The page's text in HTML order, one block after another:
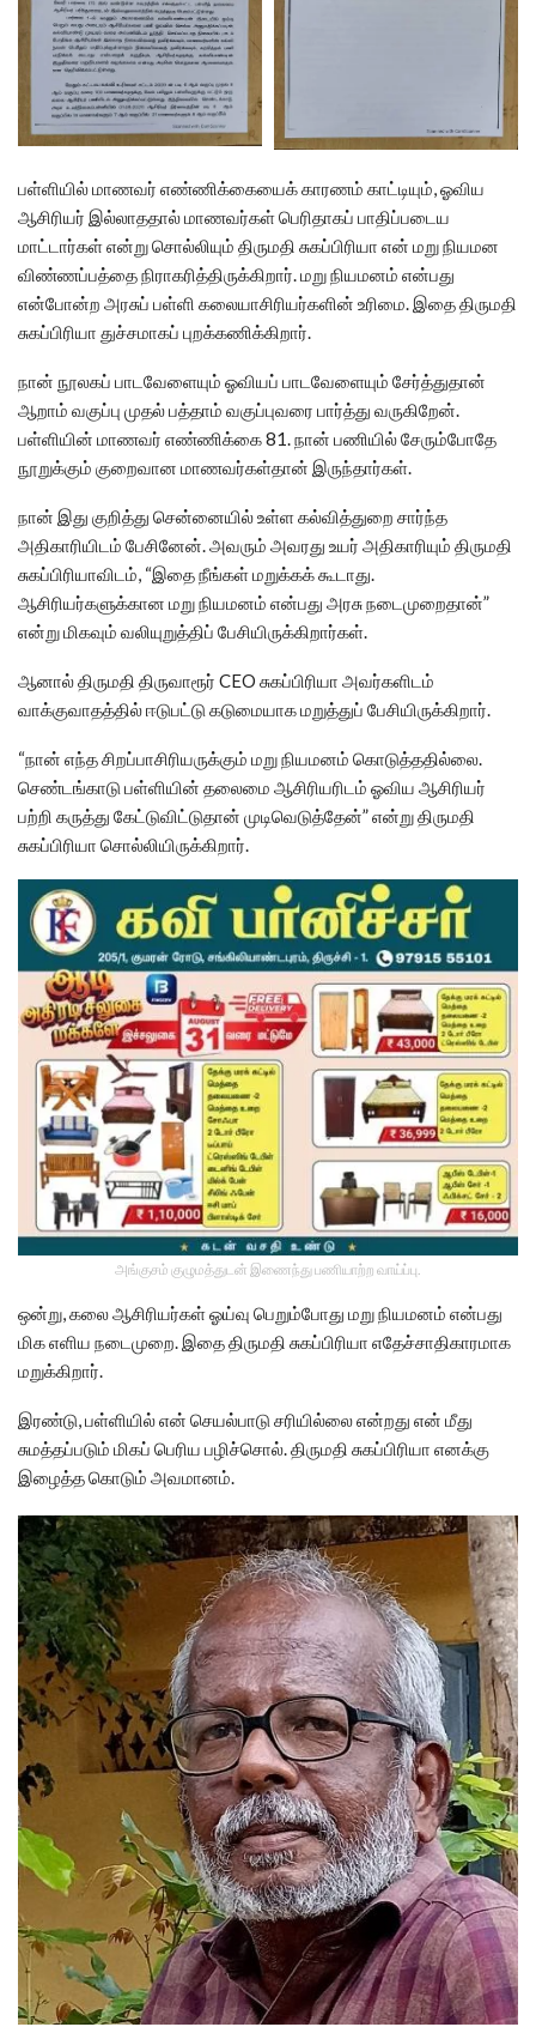
பள்ளியில் மாணவர் எண்ணிக்கையைக் காரணம் காட்டியும், ஓவிய
ஆசிரியர் இல்லாததால் மாணவர்கள் பெரிதாகப் பாதிப்படைய
மாட்டார்கள் என்று சொல்லியும் திருமதி சுகப்பிரியா என் மறு நியமன
விண்ணப்பத்தை நிராகரித்திருக்கிறார். மறு நியமனம் என்பது
என்போன்ற அரசுப் பள்ளி கலையாசிரியர்களின் உரிமை. இதை திருமதி
சுகப்பிரியா துச்சமாகப் புறக்கணிக்கிறார்.
நான் நூலகப் பாடவேளையும் ஓவியப் பாடவேளையும் சேர்த்துதான்
ஆறாம் வகுப்பு முதல் பத்தாம் வகுப்புவரை பார்த்து வருகிறேன்.
பள்ளியின் மாணவர் எண்ணிக்கை 81. நான் பணியில் சேரும்போதே
நூறுக்கும் குறைவான மாணவர்கள்தான் இருந்தார்கள்.
நான் இது குறித்து சென்னையில் உள்ள கல்வித்துறை சார்ந்த
அதிகாரியிடம் பேசினேன். அவரும் அவரது உயர் அதிகாரியும் திருமதி
சுகப்பிரியாவிடம், “இதை நீங்கள் மறுக்கக் கூடாது.
ஆசிரியர்களுக்கான மறு நியமனம் என்பது அரசு நடைமுறைதான்”
என்று மிகவும் வலியுறுத்திப் பேசியிருக்கிறார்கள்.
ஆனால் திருமதி திருவாரூர் CEO சுகப்பிரியா அவர்களிடம்
வாக்குவாதத்தில் ஈடுபட்டு கடுமையாக மறுத்துப் பேசியிருக்கிறார்.
“நான் எந்த சிறப்பாசிரியருக்கும் மறு நியமனம் கொடுத்ததில்லை.
செண்டங்காடு பள்ளியின் தலைமை ஆசிரியரிடம் ஓவிய ஆசிரியர்
பற்றி கருத்து கேட்டுவிட்டுதான் முடிவெடுத்தேன்” என்று திருமதி
சுகப்பிரியா சொல்லியிருக்கிறார்.
அங்குசம் குழுமத்துடன் இணைந்து பணியாற்ற வாய்ப்பு.
ஒன்று, கலை ஆசிரியர்கள் ஓய்வு பெறும்போது மறு நியமனம் என்பது
மிக எளிய நடைமுறை. இதை திருமதி சுகப்பிரியா எதேச்சாதிகாரமாக
மறுக்கிறார்.
இரண்டு, பள்ளியில் என் செயல்பாடு சரியில்லை என்றது என் மீது
சுமத்தப்படும் மிகப் பெரிய பழிச்சொல். திருமதி சுகப்பிரியா எனக்கு
இழைத்த கொடும் அவமானம்.